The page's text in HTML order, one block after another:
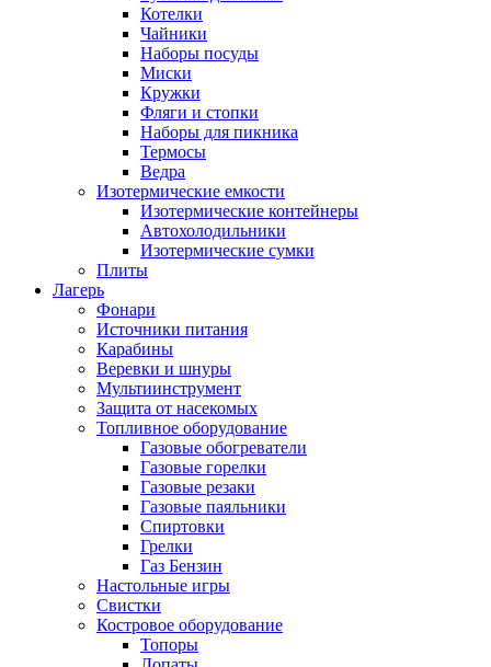
Котелки
Чайники
Наборы посуды
Миски
Кружки
Фляги и стопки
Наборы для пикника
Термосы
Ведра
Изотермические емкости
Изотермические контейнеры
Автохолодильники
Изотермические сумки
Плиты
Лагерь
Фонари
Источники питания
Карабины
Веревки и шнуры
Мультиинструмент
Защита от насекомых
Топливное оборудование
Газовые обогреватели
Газовые горелки
Газовые резаки
Газовые паяльники
Спиртовки
Грелки
Газ Бензин
Настольные игры
Свистки
Костровое оборудование
Топоры